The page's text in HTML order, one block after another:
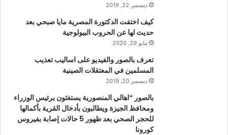
ديسمبر 22, 2019
كيف اختفت الدكتورة المصرية مايا صبحي بعد
حديث لها عن الحروب البيولوجية
مايو 29, 2020
تعرف بالصور والفيديو على اساليب تعذيب
المسلمين في المعتقلات الصينية
ديسمبر 20, 2019
بالصور “اهالي المنصورية يستغثون برئيس الوزراء
ومحافظ الجيزة ويطالبون بأدخال القرية بأكمالها
للحجر الصحي بعد ظهور 5 حالات إصابة بفيروس
كورونا